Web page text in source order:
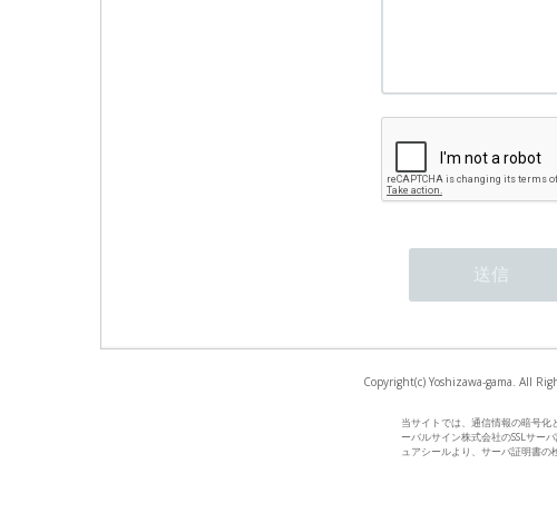
Copyright(c) Yoshizawa-gama. All
当サイトでは、通信情報の暗号
ーバルサイン株式会社のSSLサー
ュアシールより、サーバ証明書の